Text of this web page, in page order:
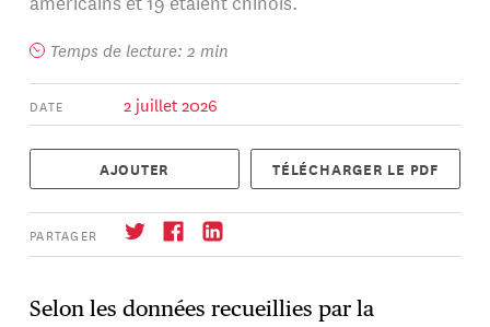
Temps de lecture: 2 min
DATE 2 juillet 2026
AJOUTER TÉLÉCHARGER LE PDF
PARTAGER
Selon les données recueillies par la